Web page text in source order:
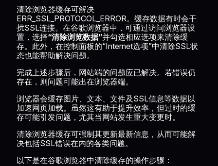
清除浏览器缓存可解决
ERR_SSL_PROTOCOL_ERROR。缓存数据有时会干
扰SSL连接。在谷歌浏览器中，可通过访问浏览器设
置，选择“清除浏览数据”并勾选相应选项来清除缓
存。此外，在控制面板的“Internet选项”中清除SSL状
态也能帮助解决问题。
完成上述步骤后，网站端的问题应已解决。若错误仍
存在，则问题可能出在浏览器端。
浏览器会缓存图片、文本、文件及SSL信息等数据以
加速网页加载。虽然这有助于提升效率，但过时的缓
存可能引发问题，尤其当网站发生重大变更时。
清除浏览器缓存可强制其更新最新信息，从而可能解
决包括SSL错误在内的各类问题。
以下是在谷歌浏览器中清除缓存的操作步骤：